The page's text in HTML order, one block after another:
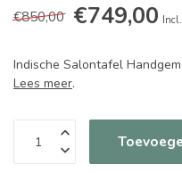
€850,00 €749,00
Indische Salontafel
Lees meer.